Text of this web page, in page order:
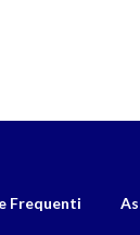
Frequenti